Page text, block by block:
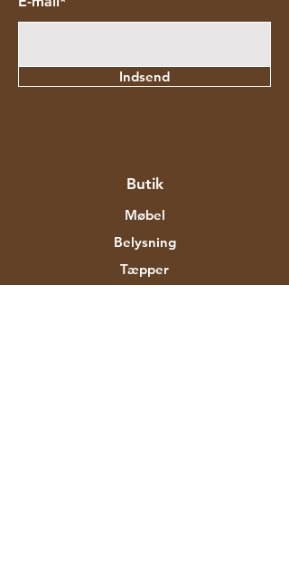
Indsend
Butik
Møbel
Belysning
Tæpper